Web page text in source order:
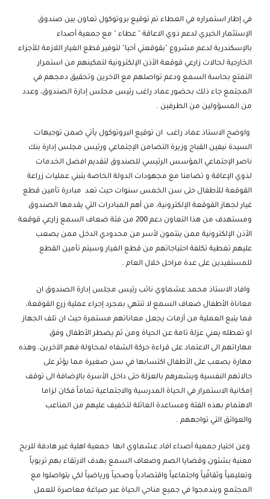
في إطار استمراره في العطاء تم توقيع بروتوكول تعاون بين صندوق
الإستثمار الخيري لدعم ذوي الاعاقة " عطاء " مع جمعية أصداء
بالإسكندرية لدعم مشروع "بقوقعتي أحيا" لتوفير قطع الغيار اللازمة للأجزاء
الخارجية لحالات زارعي قوقعة الأذن الإلكترونية لتمكينهم من استمرار
التمتع بحاسة السمع ودعم تواصلهم مع الآخرين وتحقيق دمجهم في
المجتمع جاء ذلك بحضور عماد راغب رئيس مجلس إدارة الصندوق، وعدد
من المسؤولين من الطرفين .
واوضح الاستاذ عماد راغب ان توقيع البروتوكول يأتي ضمن توجيهات
السيدة نيفين القباج وزيرة التضامن الإجتماعي ورئيس مجلس إدارة بنك
ناصر الإجتماعي المؤسس الرئيسي للصندوق لتقديم افضل الخدمات
لذوي الإعاقة و تضامنا مع مجهودات الدولة الخاصة بتبني عمليات زراعة
القوقعة للأطفال حتى سن الخمس سنوات حيث تعد مبادرة تأمين قطع
غيار لجهاز القوقعة الإلكترونية، من أهم المبادرات التي يقدمها الصندوق
ومستهدف من هذا التعاون دعم 200 من فئة ضعاف السمع زارعي قوقعة
الأذن الإلكترونية ممن ينتمون لأسر من محدودي الدخل ممن يصعب
عليهم تغطية تكلفة احتياجاتهم من قطع الغيار وسيتم تأمين القطع
للمستفيدين على عدة مراحل خلال العام .
وافاد الاستاذ محمد عشماوي نائب رئيس مجلس إدارة الصندوق ان
معاناة الأطفال ضعاف السمع لا تنتهي بمجرد إجراء عملية زرع القوقعة،
فما يتبع العملية من أزمات يجعل معاناتهم مستمرة حيث ان تلف الجهاز
او تعطله يعني عزلة تامة عن الحياة ومن ثم يضطر الأطفال وفق
مهاراتهم الى الاعتماد على قراءة حركة الشفاه لمحاولة فهم الآخرين، وهذه
مهارة يصعب على الأطفال اكتسابها في سن صغيرة مما يؤثر على
حالاتهم النفسية ويشعرهم بالعزلة حتى داخل الأسرة بالإضافة الى توقف
إمكانية الاستمرار في الحياة المدرسية والاجتماعية تماماً فكان لزاما
الاهتمام بهذه الفئة ومساعدة العائلة لتخفيف عليهم من المتاعب
والعوائق التي تواجههم .
وعن اختيار جمعية أصداء افاد عشماوي انها جمعية اهلية غير هادفة للربح
معنية بشئون وقضايا الصم وضعاف السمع بهدف الارتقاء بهم تربوياً
وتعليمياً وثقافًياً واجتماعياً واقتصادياً وصحياً ورياضياً لكي يتواصلوا مع
المجتمع ويندمجوا في جميع مناحي الحياة عبر صياغة معاصرة للعمل